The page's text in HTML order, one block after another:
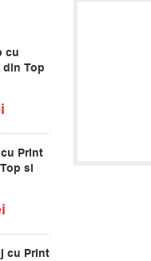
cu
din Top
Print
si
cu Print